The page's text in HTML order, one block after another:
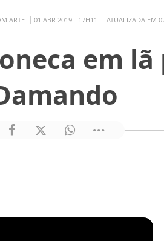
ARTE 01 ABR 2019 - 17H11 ATUALIZADA EM
em